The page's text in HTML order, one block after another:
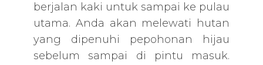
berjalan kaki untuk sampai ke pulau
utama. Anda akan melewati hutan
yang dipenuhi pepohonan hijau
sebelum sampai di pintu masuk.